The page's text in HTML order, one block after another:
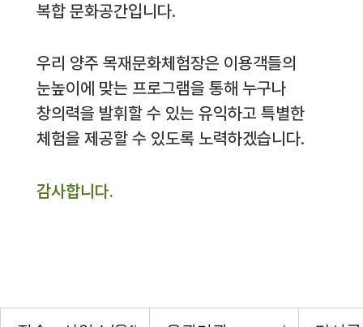
복합 문화공간입니다.
우리 양주 목재문화체험장은 이용객들의
눈높이에 맞는 프로그램을 통해 누구나
창의력을 발휘할 수 있는 유익하고 특별한
체험을 제공할 수 있도록 노력하겠습니다.
감사합니다.